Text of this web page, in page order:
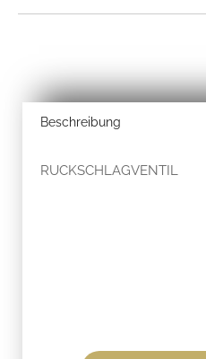
Beschreibung
RUCKSCHLAGVENTIL